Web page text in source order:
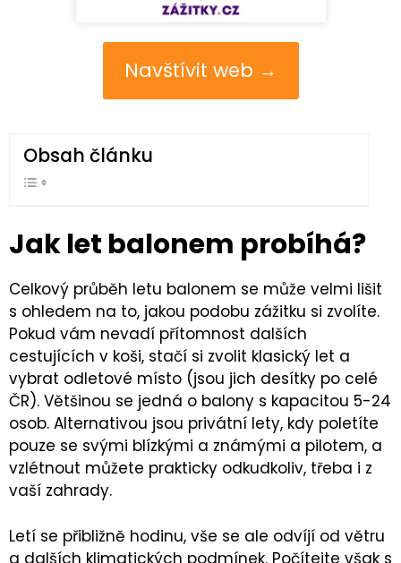
Navštívit web →
Obsah článku
Jak let balonem probíhá?
Celkový průběh letu balonem se může velmi lišit
s ohledem na to, jakou podobu zážitku si zvolíte.
Pokud vám nevadí přítomnost dalších
cestujících v koši, stačí si zvolit klasický let a
vybrat odletové místo (jsou jich desítky po celé
ČR). Většinou se jedná o balony s kapacitou 5-24
osob. Alternativou jsou privátní lety, kdy poletíte
pouze se svými blízkými a známými a pilotem, a
vzlétnout můžete prakticky odkudkoliv, třeba i z
vaší zahrady.
Letí se přibližně hodinu, vše se ale odvíjí od větru
a dalších klimatických podmínek. Počítejte však s